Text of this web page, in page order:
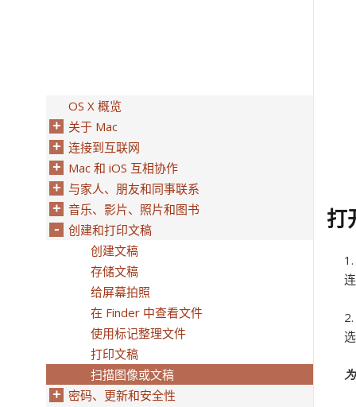
打
OS X 概览
关于 Mac
连接到互联网
Mac 和 iOS 互相协作
与家人、朋友和同事联系
音乐、影片、照片和图书
创建和打印文稿
创建文稿
存储文稿
给屏幕拍照
在 Finder 中查看文件
使用标记整理文件
打印文稿
扫描图像或文稿
密码、更新和安全性